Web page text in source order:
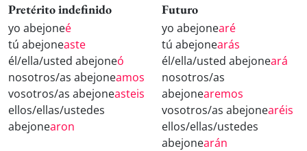
Pretérito indefinido
yo abejoneé
tú abejoneaste
él/ella/usted abejoneó
nosotros/as abejoneamos
vosotros/as abejoneasteis
ellos/ellas/ustedes
abejonearon
Futuro
yo abejonearé
tú abejonearás
él/ella/usted abejoneará
nosotros/as
abejonearemos
vosotros/as abejonearéis
ellos/ellas/ustedes
abejonearán